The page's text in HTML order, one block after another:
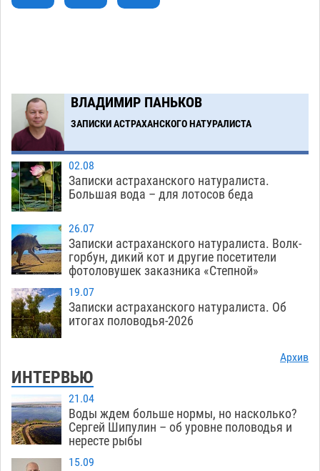
ВЛАДИМИР ПАНЬКОВ
ЗАПИСКИ АСТРАХАНСКОГО НАТУРАЛИСТА
02.08
Записки астраханского натуралиста.
Большая вода – для лотосов беда
26.07
Записки астраханского натуралиста. Волк-
горбун, дикий кот и другие посетители
фотоловушек заказника «Степной»
19.07
Записки астраханского натуралиста. Об
итогах половодья-2026
Архив
ИНТЕРВЬЮ
21.04
Воды ждем больше нормы, но насколько?
Сергей Шипулин – об уровне половодья и
нересте рыбы
15.09